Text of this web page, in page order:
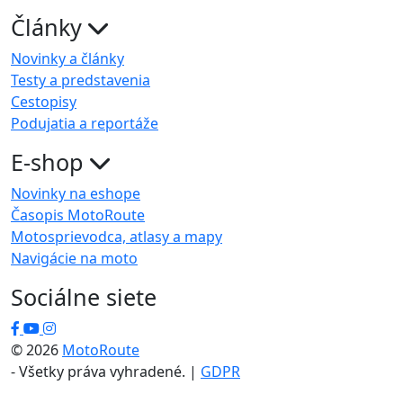
Články
Novinky a články
Testy a predstavenia
Cestopisy
Podujatia a reportáže
E-shop
Novinky na eshope
Časopis MotoRoute
Motosprievodca, atlasy a mapy
Navigácie na moto
Sociálne siete
© 2026 MotoRoute
- Všetky práva vyhradené. | GDPR